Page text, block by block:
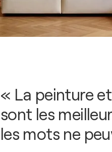
« La peinture
sont les
les mots ne